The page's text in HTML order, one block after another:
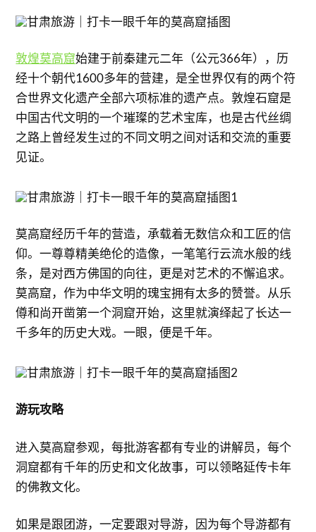
敦煌莫高窟始建于前秦建元二年（公元366年），历
经十个朝代1600多年的营建，是全世界仅有的两个符
合世界文化遗产全部六项标准的遗产点。敦煌石窟是
中国古代文明的一个璀璨的艺术宝库，也是古代丝绸
之路上曾经发生过的不同文明之间对话和交流的重要
见证。
莫高窟经历千年的营造，承载着无数信众和工匠的信
仰。一尊尊精美绝伦的造像，一笔笔行云流水般的线
条，是对西方佛国的向往，更是对艺术的不懈追求。
莫高窟，作为中华文明的瑰宝拥有太多的赞誉。从乐
僔和尚开凿第一个洞窟开始，这里就演绎起了长达一
千多年的历史大戏。一眼，便是千年。
游玩攻略
进入莫高窟参观，每批游客都有专业的讲解员，每个
洞窟都有千年的历史和文化故事，可以领略延传卡年
的佛教文化。
如果是跟团游，一定要跟对导游，因为每个导游都有